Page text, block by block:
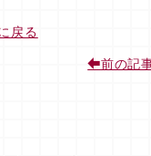
戻る
前の記